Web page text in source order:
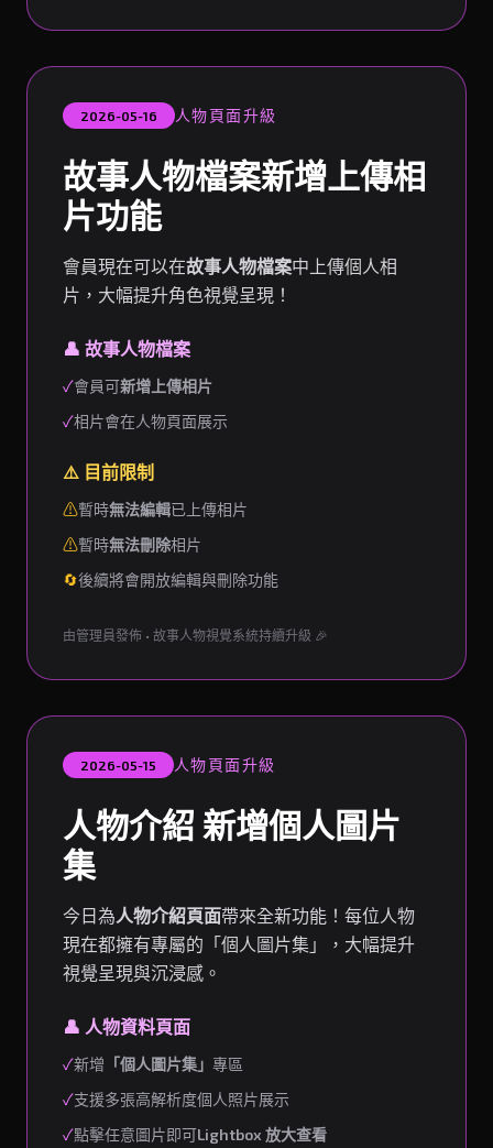
2026-05-16 人物頁面升級
故事人物檔案新增上傳相
片功能
會員現在可以在故事人物檔案中上傳個人相
片，大幅提升角色視覺呈現！
👤 故事人物檔案
✓會員可新增上傳相片
✓相片會在人物頁面展示
⚠️ 目前限制
⚠暫時無法編輯已上傳相片
⚠暫時無法刪除相片
🔄後續將會開放編輯與刪除功能
由管理員發佈 • 故事人物視覺系統持續升級 🎉
2026-05-15 人物頁面升級
人物介紹 新增個人圖片
集
今日為人物介紹頁面帶來全新功能！每位人物
現在都擁有專屬的「個人圖片集」，大幅提升
視覺呈現與沉浸感。
👤 人物資料頁面
✓新增 「個人圖片集」 專區
✓支援多張高解析度個人照片展示
✓點擊任意圖片即可Lightbox 放大查看